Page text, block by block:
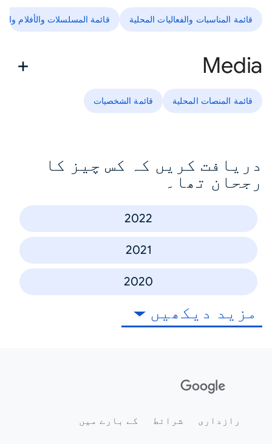
قائمة المناسبات والفعاليات المحلية قائمة المسلسلات والأفلام
Media
قائمة المنصات المحلية قائمة الشخصيات
دریافت کریں کہ کس چیز کا
رجحان تھا۔
2022
2021
2020
مزید دیکھیں
رازداری شرائط کے بارے میں